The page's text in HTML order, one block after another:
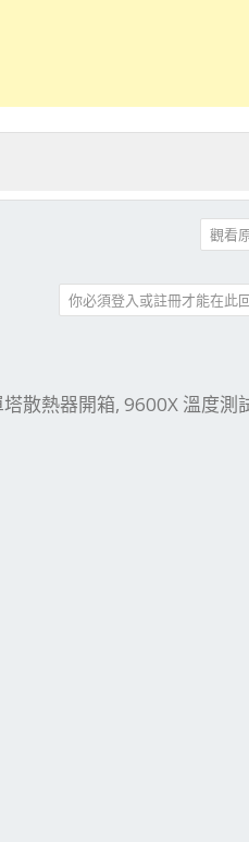
觀看
你必須登入或註冊才能在此
塔散熱器開箱, 9600X 溫度測